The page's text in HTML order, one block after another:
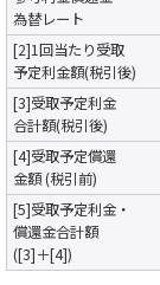
為替レート
[2]1回当たり受取
予定利金額(税引後)
[3]受取予定利金
合計額(税引後)
[4]受取予定償還
金額 (税引前)
[5]受取予定利金・
償還金合計額
([3]＋[4])